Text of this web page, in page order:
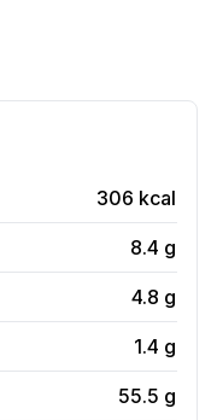
306 kcal
8.4 g
4.8 g
1.4 g
55.5 g